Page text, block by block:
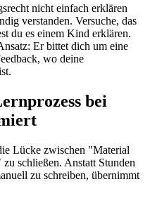
nicht einfach erklären
verstanden. Versuche, das
du es einem Kind erklären.
Er bittet dich um eine
wo deine
bei
Lücke zwischen "Material
schließen. Anstatt Stunden
zu schreiben, übernimmt